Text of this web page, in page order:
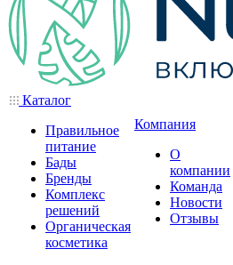
Каталог
Правильное
питание
Бады
Бренды
Комплекс
решений
Органическая
косметика
Компания
О
компании
Команда
Новости
Отзывы